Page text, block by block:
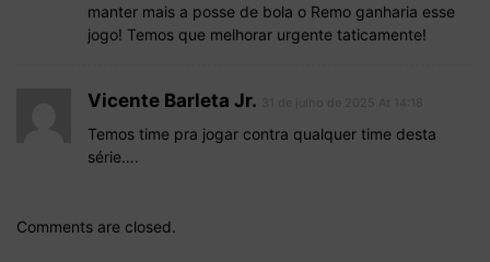
manter mais a posse de bola o Remo ganharia esse
jogo! Temos que melhorar urgente taticamente!
Vicente Barleta Jr.
Temos time pra jogar contra qualquer time desta
série….
Comments are closed.